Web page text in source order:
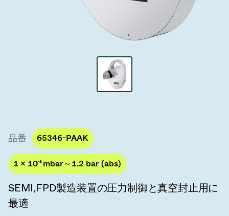
真空オールメタルバルブ
真空トランスファーバルブ
真空トランスファードア
ITER真空バルブカタログ
真空バルブ技術
品番 65346-PAAK
1 × 10-8 mbar～1.2 bar (abs)
SEMI,FPD製造装置の圧力制御と真空封止用に
最適